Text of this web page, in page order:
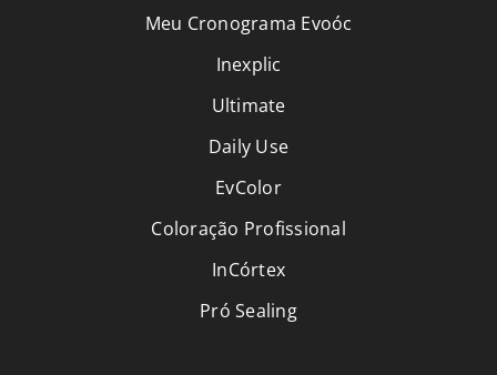
Meu Cronograma Evoóc
Inexplic
Ultimate
Daily Use
EvColor
Coloração Profissional
InCórtex
Pró Sealing